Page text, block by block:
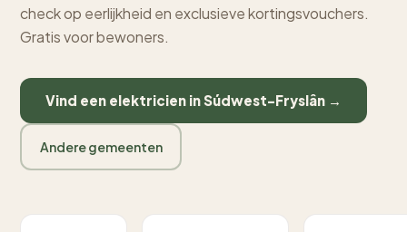
check op eerlijkheid en exclusieve kortingsvouchers.
Gratis voor bewoners.
Vind een elektricien in Súdwest-Fryslân →
Andere gemeenten